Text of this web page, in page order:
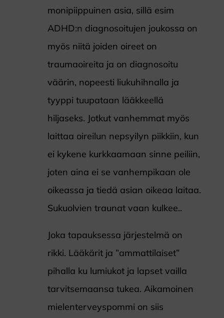
monipiippuinen asia, sillä esim
ADHD:n diagnosoitujen joukossa on
myös niitä joiden oireet on
traumaoireita ja on diagnosoitu
väärin, nopeesti liukuhihnalla ja
tyyppi tuupataan lääkkeellä
hiljaseks. Jotkut vanhemmat myös
laittaa oireilun nepsyilyn piikkiin, kun
ei kykene kurkkaamaan sinne peiliin,
joten aina ei se vanhempikaan ole
oikeassa ja tiedä asian oikeaa laitaa.
Sukuolvien traunat vaan kulkee..
Joka tapauksessa järjestelmä on
rikki. Lääkärit ja ”ammattilaiset”
pihalla ku lumiukot ja lapset vailla
tarvitsemaansa tukea. Aikamoinen
mielenterveyspommi on siis